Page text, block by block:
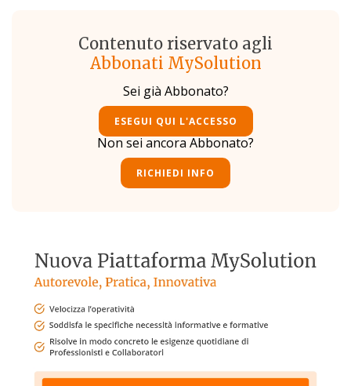
Contenuto riservato agli
Abbonati MySolution
Sei già Abbonato?
ESEGUI QUI L'ACCESSO
Non sei ancora Abbonato?
RICHIEDI INFO